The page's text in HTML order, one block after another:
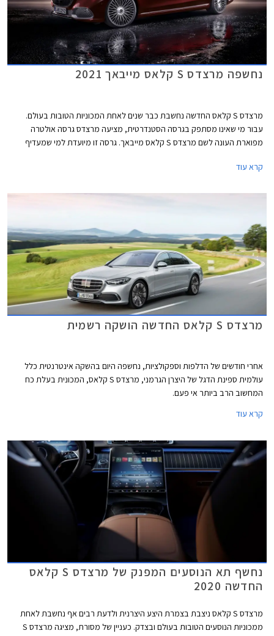
נחשפה מרצדס S קלאס מייבאך 2021
מרצדס S קלאס החדשה נחשבת כבר שנים לאחת המכוניות הטובות בעולם.
עבור מי שאינו מסתפק בגרסה הסטנדרטית, מציעה מרצדס גרסה אולטרה
מפוארת העונה לשם מרצדס S קלאס מייבאך. גרסה זו מיועדת למי שמעדיף
קרא עוד
מרצדס S קלאס החדשה הושקה רשמית
אחרי חודשים של הדלפות וספקולציות, נחשפה היום בהשקה אינטרנטית כלל
עולמית ספינת הדגל של היצרן הגרמני, מרצדס S קלאס, המכונית בעלת כח
המחשוב הרב ביותר אי פעם.
קרא עוד
נחשף תא הנוסעים המפנק של מרצדס S קלאס
החדשה 2020
מרצדס S קלאס ניצבת בצמרת היצע היצרנית ולדעת רבים אף נחשבת לאחת
ממכוניות הנוסעים הטובות בעולם ובצדק. כעניין של מסורת, מציגה מרצדס S